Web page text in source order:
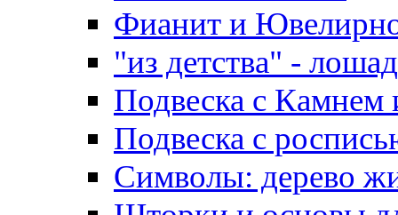
Фианит и
"из детства" -
Подвеска с
Подвеска с
Символы: дерево